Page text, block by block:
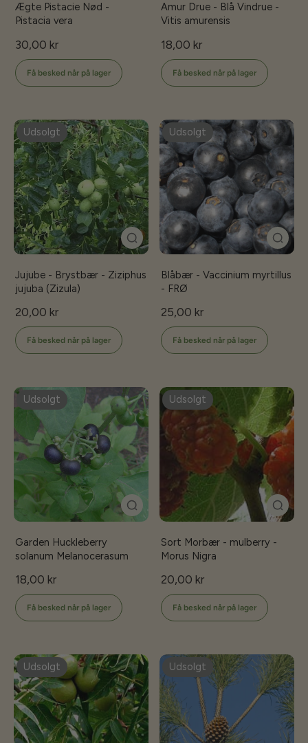
Ægte Pistacie Nød -
Pistacia vera
30,00 kr
Få besked når på lager
Amur Drue - Blå Vindrue -
Vitis amurensis
18,00 kr
Få besked når på lager
Udsolgt
Jujube - Brystbær - Ziziphus
jujuba (Zizula)
20,00 kr
Få besked når på lager
Udsolgt
Blåbær - Vaccinium myrtillus
- FRØ
25,00 kr
Få besked når på lager
Udsolgt
Garden Huckleberry
solanum Melanocerasum
18,00 kr
Få besked når på lager
Udsolgt
Sort Morbær - mulberry -
Morus Nigra
20,00 kr
Få besked når på lager
Udsolgt Udsolgt